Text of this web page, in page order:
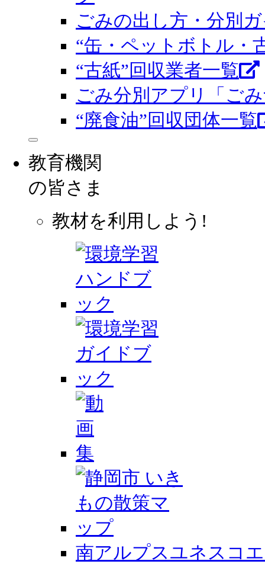
ごみの出し方・分別
“缶・ペットボトル・
“古紙”回収業者一覧
ごみ分別アプリ「ご
“廃食油”回収団体一覧
教育機関
の皆さま
教材を利用しよう!
南アルプスユネスコ